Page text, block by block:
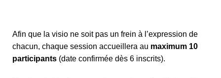
Afin que la visio ne soit pas un frein à l’expression de
chacun, chaque session accueillera au maximum 10
participants (date confirmée dès 6 inscrits).